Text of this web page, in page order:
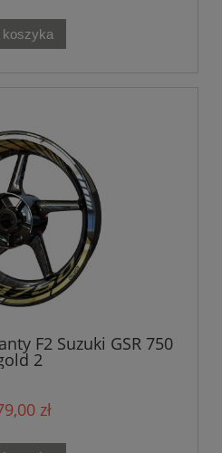
koszyka
F2 Suzuki GSR 750
2
zł